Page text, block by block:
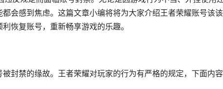
会感到焦虑。这篇文章小编将将为大家介绍王者荣耀账号该
恢复账号，重新畅享游戏的乐趣。
封禁的缘故。王者荣耀对玩家的行为有严格的规定，下面内